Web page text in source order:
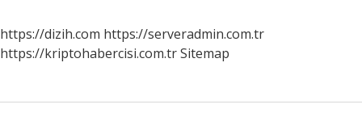
https://dizih.com https://serveradmin.com.tr
https://kriptohabercisi.com.trSitemap